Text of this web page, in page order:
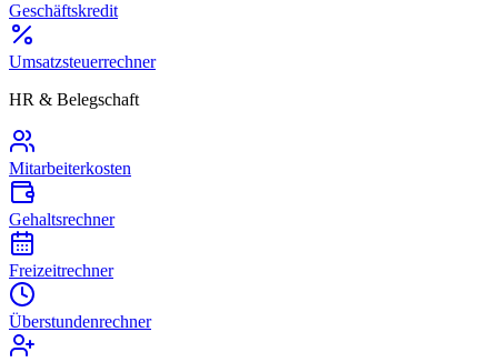
Geschäftskredit
Umsatzsteuerrechner
HR & Belegschaft
Mitarbeiterkosten
Gehaltsrechner
Freizeitrechner
Überstundenrechner